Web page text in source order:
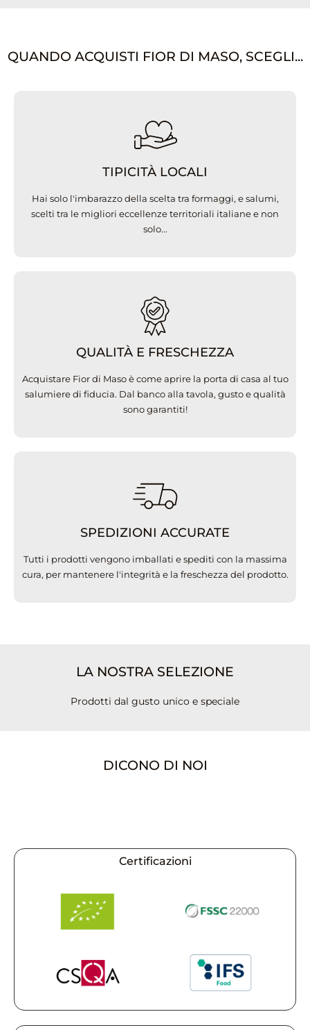
QUANDO ACQUISTI FIOR DI MASO, SCEGLI...
TIPICITÀ LOCALI
Hai solo l'imbarazzo della scelta tra formaggi, e salumi,
scelti tra le migliori eccellenze territoriali italiane e non
solo...
QUALITÀ E FRESCHEZZA
Acquistare Fior di Maso è come aprire la porta di casa al tuo
salumiere di fiducia. Dal banco alla tavola, gusto e qualità
sono garantiti!
SPEDIZIONI ACCURATE
Tutti i prodotti vengono imballati e spediti con la massima
cura, per mantenere l'integrità e la freschezza del prodotto.
LA NOSTRA SELEZIONE
Prodotti dal gusto unico e speciale
DICONO DI NOI
Certificazioni